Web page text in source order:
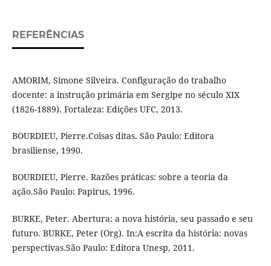
REFERÊNCIAS
AMORIM, Simone Silveira. Configuração do trabalho
docente: a instrução primária em Sergipe no século XIX
(1826-1889). Fortaleza: Edições UFC, 2013.
BOURDIEU, Pierre.Coisas ditas. São Paulo: Editora
brasiliense, 1990.
BOURDIEU, Pierre. Razões práticas: sobre a teoria da
ação.São Paulo: Papirus, 1996.
BURKE, Peter. Abertura: a nova história, seu passado e seu
futuro. BURKE, Peter (Org). In:A escrita da história: novas
perspectivas.São Paulo: Editora Unesp, 2011.